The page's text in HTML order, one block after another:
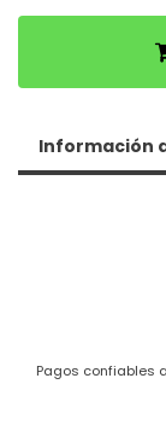
Información
Pagos confiables